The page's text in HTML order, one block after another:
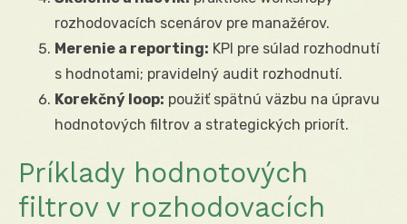
rozhodovacích scenárov pre manažérov.
Merenie a reporting: KPI pre súlad rozhodnutí
s hodnotami; pravidelný audit rozhodnutí.
Korekčný loop: použiť spätnú väzbu na úpravu
hodnotových filtrov a strategických priorít.
Príklady hodnotových
filtrov v rozhodovacích